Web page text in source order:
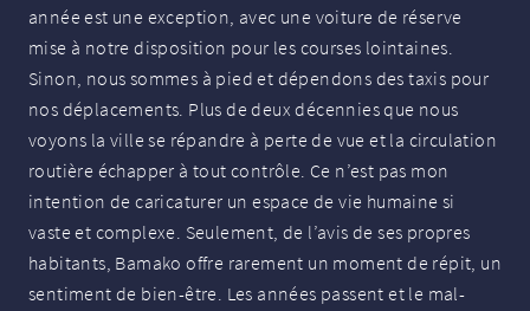
année est une exception, avec une voiture de réserve
mise à notre disposition pour les courses lointaines.
Sinon, nous sommes à pied et dépendons des taxis pour
nos déplacements. Plus de deux décennies que nous
voyons la ville se répandre à perte de vue et la circulation
routière échapper à tout contrôle. Ce n’est pas mon
intention de caricaturer un espace de vie humaine si
vaste et complexe. Seulement, de l’avis de ses propres
habitants, Bamako offre rarement un moment de répit, un
sentiment de bien-être. Les années passent et le mal-